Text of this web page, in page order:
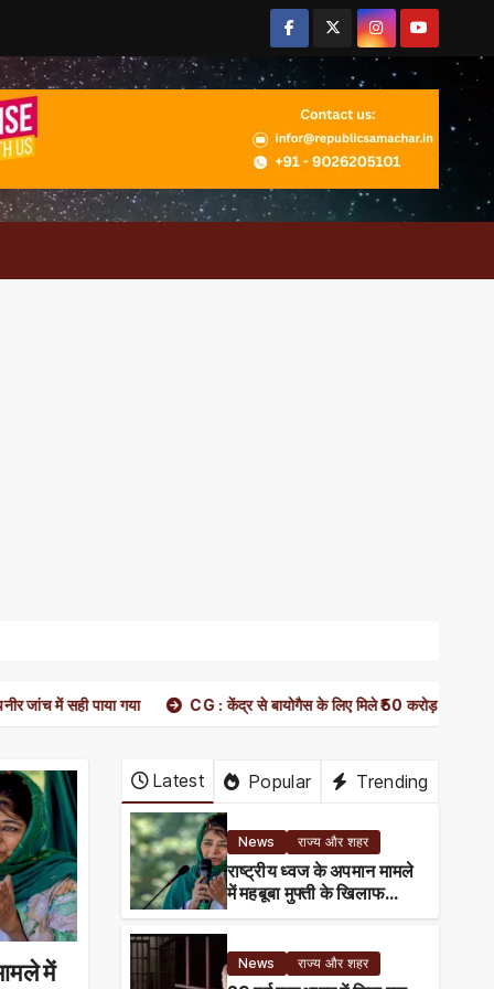
गया CG : केंद्र से बायोगैस के लिए मिले ₹50 करोड़, योजना का लाभ पाने वाला
में
Latest Popular Trending
News राज्य और शहर
राष्ट्रीय ध्वज के अपमान मामले
में महबूबा मुफ्ती के खिलाफ
शिकायत
News राज्य और शहर